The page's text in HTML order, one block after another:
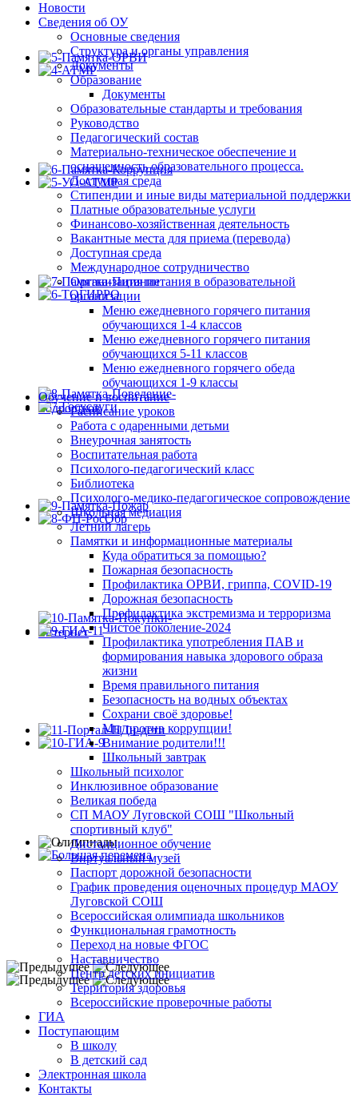
Новости
Сведения об ОУ
Основные сведения
Структура и органы управления
Документы
Образование
Документы
Образовательные стандарты и требования
Руководство
Педагогический состав
Материально-техническое обеспечение и
оснащенность образовательного процесса.
Доступная среда
Стипендии и иные виды материальной поддержки
Платные образовательные услуги
Финансово-хозяйственная деятельность
Вакантные места для приема (перевода)
Доступная среда
Международное сотрудничество
Организация питания в образовательной
организации
Меню ежедневного горячего питания
обучающихся 1-4 классов
Меню ежедневного горячего питания
обучающихся 5-11 классов
Меню ежедневного горячего обеда
обучающихся 1-9 классы
Обучение и воспитание
Расписание уроков
Работа с одаренными детьми
Внеурочная занятость
Воспитательная работа
Психолого-педагогический класс
Библиотека
Психолого-медико-педагогическое сопровождение
Школьная медиация
Летний лагерь
Памятки и информационные материалы
Куда обратиться за помощью?
Пожарная безопасность
Профилактика ОРВИ, гриппа, COVID-19
Дорожная безопасность
Профилактика экстремизма и терроризма
Чистое поколение-2024
Профилактика употребления ПАВ и
формирования навыка здорового образа
жизни
Время правильного питания
Безопасность на водных объектах
Сохрани своё здоровье!
Мы против коррупции!
Внимание родители!!!
Школьный завтрак
Школьный психолог
Инклюзивное образование
Великая победа
СП МАОУ Луговской СОШ "Школьный
спортивный клуб"
Дистанционное обучение
Виртуальный музей
Паспорт дорожной безопасности
График проведения оценочных процедур МАОУ
Луговской СОШ
Всероссийская олимпиада школьников
Функциональная грамотность
Переход на новые ФГОС
Наставничество
Центр детских инициатив
Территория здоровья
Всероссийские проверочные работы
ГИА
Поступающим
В школу
В детский сад
Электронная школа
Контакты